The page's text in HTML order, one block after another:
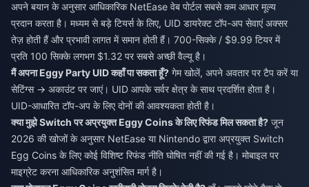
अपने बयान के अनुसार आधिकारिक NetEase वेब पोर्टल सबसे कम आधार मूल्य
प्रदान करता है। मध्यम से बड़े टियर्स के लिए, UID डायरेक्ट टॉप-अप सेवाएं अक्सर
तेज़ होती हैं और प्रभावी लागत में समान होती हैं। 700-सिक्के / $9.99 टियर में
प्रति 100 सिक्के लगभग $1.32 पर सबसे अच्छी वैल्यू है।
मैं अपना Eggy Party UID कहाँ पा सकता हूँ? गेम खोलें, अपने अवतार पर टैप करें या
सेटिंग्स → अकाउंट पर जाएं। UID आपके सर्वर क्षेत्र के साथ प्रदर्शित होता है।
UID-आधारित टॉप-अप के लिए दोनों की आवश्यकता होती है।
क्या मुझे Switch पर अप्रयुक्त Eggy Coins के लिए रिफंड मिल सकता है? जून
2026 की खोजों के अनुसार NetEase या Nintendo द्वारा अप्रयुक्त Switch
Egg Coins के लिए कोई विशिष्ट रिफंड नीति घोषित नहीं की गई है। मोबाइल पर
माइग्रेट करना आधिकारिक अनुशंसित मार्ग है।